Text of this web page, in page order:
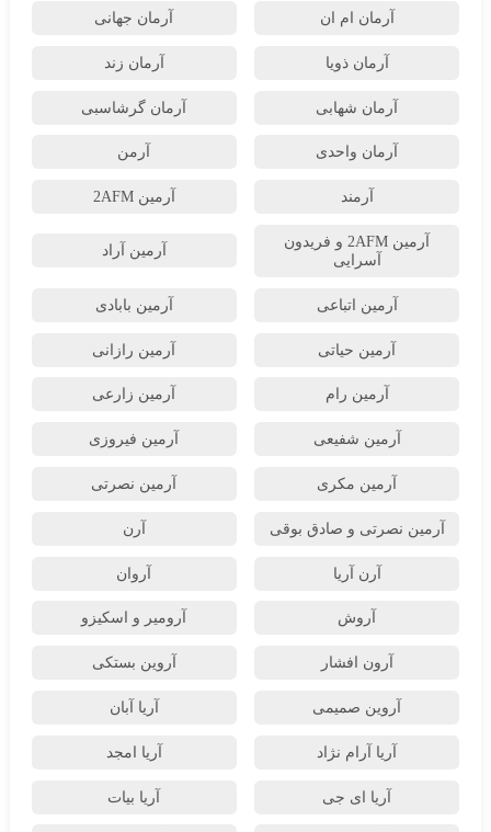
آرمان ام ان آرمان جهانی
آرمان ذویا آرمان زند
آرمان شهابی آرمان گرشاسبی
آرمان واحدی آرمن
آرمند آرمین 2AFM
آرمین 2AFM و فریدون
آسرایی
آرمین آراد
آرمین اتباعی آرمین بابادی
آرمین حیاتی آرمین رازانی
آرمین رام آرمین زارعی
آرمین شفیعی آرمین فیروزی
آرمین مکری آرمین نصرتی
آرمین نصرتی و صادق بوقی آرن
آرن آریا آروان
آروش آرومیر و اسکیزو
آرون افشار آروین بستکی
آروین صمیمی آریا آبان
آریا آرام نژاد آریا امجد
آریا ای جی آریا بیات